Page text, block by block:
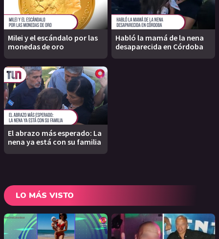
Milei y el escándalo por las
monedas de oro
Habló la mamá de la nena
desaparecida en Córdoba
El abrazo más esperado: La
nena ya está con su familia
LO MÁS VISTO